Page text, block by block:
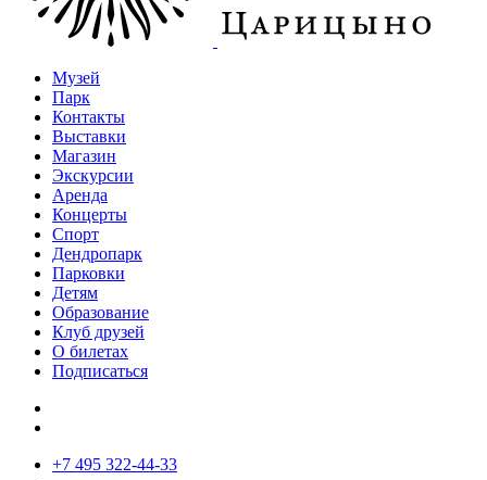
Музей
Парк
Контакты
Выставки
Магазин
Экскурсии
Аренда
Концерты
Спорт
Дендропарк
Парковки
Детям
Образование
Клуб друзей
О билетах
Подписаться
+7 495 322-44-33